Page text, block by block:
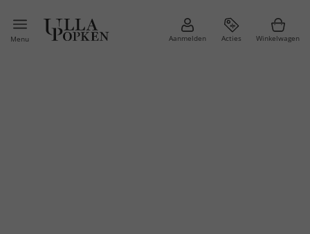
Menu Aanmelden Acties Winkelwagen